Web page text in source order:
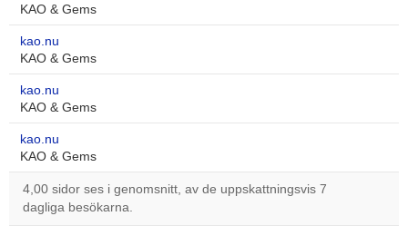
KAO & Gems
kao.nu
KAO & Gems
kao.nu
KAO & Gems
kao.nu
KAO & Gems
4,00 sidor ses i genomsnitt, av de uppskattningsvis 7
dagliga besökarna.